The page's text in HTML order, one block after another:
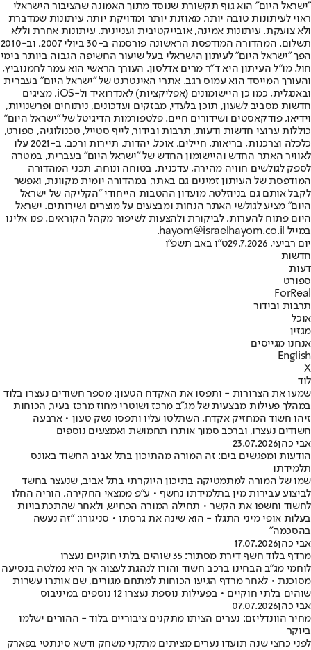
"ישראל היום" הוא גוף תקשורת שנוסד מתוך האמונה שהציבור הישראלי
ראוי לעיתונות טובה יותר, מאוזנת יותר ומדויקת יותר. עיתונות שמדברת
ולא צועקת. עיתונות אמינה, אובייקטיבית ועניינית. עיתונות אחרת וללא
תשלום. המהדורה המודפסת הראשונה פורסמה ב-30 ביולי 2007, וב-2010
הפך "ישראל היום" לעיתון הישראלי בעל שיעור החשיפה הגבוה ביותר בימי
חול. מו"ל העיתון היא ד"ר מרים אדלסון. העורך הראשי הוא עמר לחמנוביץ,
והעורך המייסד הוא עמוס רגב. אתרי האינטרנט של "ישראל היום" בעברית
ובאנגלית, כמו כן היישומונים (אפליקציות) לאנדרואיד ול-iOS, מציגים
חדשות מסביב לשעון, תוכן בלעדי, מבזקים ועדכונים, ניתוחים ופרשנויות,
וידיאו, פודקאסטים ושידורים חיים. פלטפורמות הדיגיטל של "ישראל היום"
כוללות ערוצי חדשות ודעות, תרבות ובידור, לייף סטייל, טכנולוגיה, ספורט,
כלכלה וצרכנות, בריאות, חיילים, אוכל, יהדות, תיירות ורכב. ב-2021 עלו
לאוויר האתר החדש והיישומון החדש של "ישראל היום" בעברית, במטרה
לספק לגולשים חוויה מהירה, עדכנית, בטוחה ונוחה. תכני המהדורה
המודפסת של העיתון זמינים גם באתר, במהדורה יומית מקוונת, ואפשר
לקבל אותם גם בניוזלטר. מועדון ההטבות הייחודי "הקליקה של ישראל
היום" מציע לגולשי האתר הנחות ומבצעים על מוצרים ושירותים. ישראל
היום פתוח להערות, לביקורת ולהצעות לשיפור מקהל הקוראים. פנו אלינו
במייל hayom@israelhayom.co.il.
יום רביעי, 29.7.2026
ט"ו באב תשפ"ו
חדשות
דעות
ספורט
ForReal
תרבות ובידור
אוכל
מגזין
אנחנו מגייסים
English
X
לוד
שמעו את הצרורות - ותפסו את האקדח הטעון: מספר חשודים נעצרו בלוד
במהלך פעילות מבצעית של מג"ב מרכז ושוטרי מחוז מרכז בעיר, הכוחות
זיהו חשוד המחזיק אקדח, השתלטו עליו ותפסו נשק טעון • ארבעה
חשודים נעצרו, וברכב סמוך אותרו תחמושת ואמצעים נוספים
אבי כהן23.07.2026
הודעות ומפגשים בים: זה המורה מהתיכון בתל אביב החשוד באונס
תלמידתו
שמו של המורה למתמטיקה בתיכון היוקרתי בתל אביב, שנעצר בחשד
לביצוע עבירות מין בתלמידתו נחשף • ע"פ ממצאי החקירה, הוריה החלו
לחשוד וחשפו את הקשר • תחילה המורה הכחיש, ולאחר שהתכתבויות
בעלות אופי מיני התגלו - הוא שינה את גרסתו • סניגורו: "זה נעשה
בהסכמה"
אבי כהן17.07.2026
מרדף בלוד חשף דירת מסתור: 35 שוהים בלתי חוקיים נעצרו
לוחמי מג"ב הבחינו ברכב חשוד והורו לנהגת לעצור, אך היא נמלטה בנסיעה
מסוכנת • לאחר מרדף הגיעו הכוחות למתחם מגורים, שם אותרו עשרות
שוהים בלתי חוקיים • בפעילות נוספת נעצרו 12 נוספים במיניבוס
אבי כהן07.07.2026
מחיר הוונדליזם: נערים הציתו מתקנים ציבוריים בלוד - ההורים ישלמו
ביוקר
לפני כחצי שנה תועדו נערים מציתים מתקני משחק ודשא סינתטי בפארק